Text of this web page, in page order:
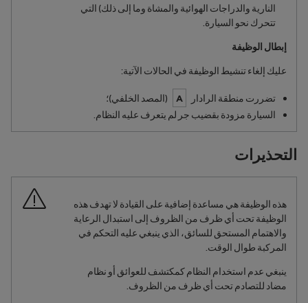
النارية والدراجات الهوائية والمشاة وما إلى ذلك) التي
تتحرك نحو السيارة.
إبطال الوظيفة
عليك إلغاء تنشيط الوظيفة في الحالات الآتية:
تضررت منطقة الرادار A
(المصد الخلفي)؛
السيارة مزودة بقضيب جر لم يتعرف عليه النظام.
التحذيرات
هذه الوظيفة هي مساعدة إضافية على القيادة لا تهدف هذه
الوظيفة تحت أي ظرف من الظروف إلى استبدال الرعاية
والاهتمام المستحق للسائق، الذي ينبغي عليه التحكم في
المركبة طوال الوقت.
ينبغي عدم استخدام النظام كمكتشف للعوائق أو نظام
مضاد للتصادم تحت أي ظرف من الظروف.